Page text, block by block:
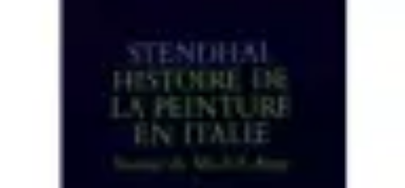
Introduction
Peinture Sur Mesure